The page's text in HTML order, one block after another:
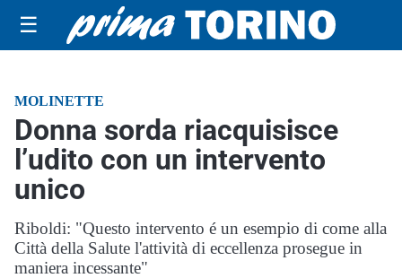
☰
MOLINETTE
Donna sorda riacquisisce
l’udito con un intervento
unico
Riboldi: "Questo intervento é un esempio di come alla
Città della Salute l'attività di eccellenza prosegue in
maniera incessante"